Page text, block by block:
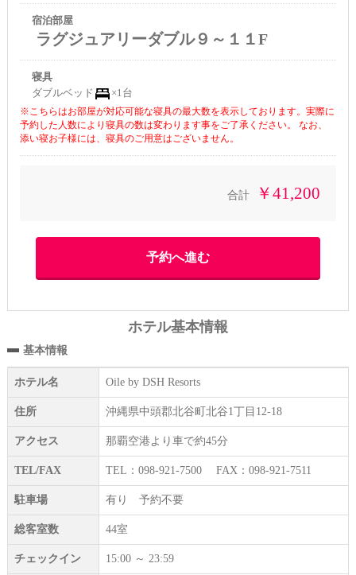
宿泊部屋
ラグジュアリーダブル９～１１F
寝具
ダブルベッド
×1台
※こちらはお部屋が対応可能な寝具の最大数を表示しております。実際に
予約した人数により寝具の数は変わります事をご了承ください。 なお、
添い寝お子様には、寝具のご用意はございません。
合計 ￥41,200
ホテル基本情報
基本情報
ホテル名 Oile by DSH Resorts
住所 沖縄県中頭郡北谷町北谷1丁目12-18
アクセス 那覇空港より車で約45分
TEL/FAX TEL：098-921-7500 FAX：098-921-7511
駐車場 有り 予約不要
総客室数 44室
チェックイン 15:00 ～ 23:59